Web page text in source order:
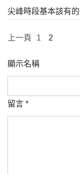
尖峰時段基本該有
上一頁 1 2
顯示名稱
留言 *